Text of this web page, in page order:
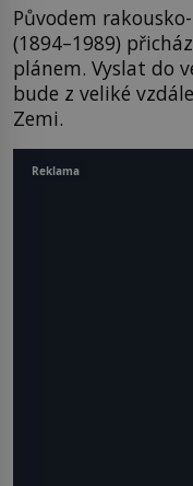
Původem
(1894–1989)
plánem. Vyslat do
bude z veliké
Zemi.
Reklama